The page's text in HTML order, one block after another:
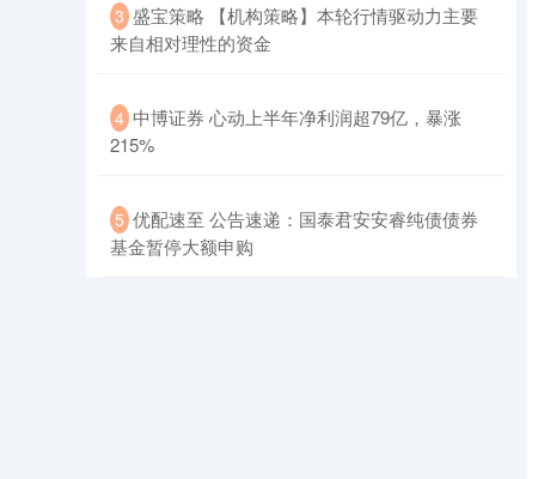
3 ​盛宝策略 【机构策略】本轮行情驱动力主要
来自相对理性的资金
4 ​中博证券 心动上半年净利润超79亿，暴涨
215%
5 ​优配速至 公告速递：国泰君安安睿纯债债券
基金暂停大额申购